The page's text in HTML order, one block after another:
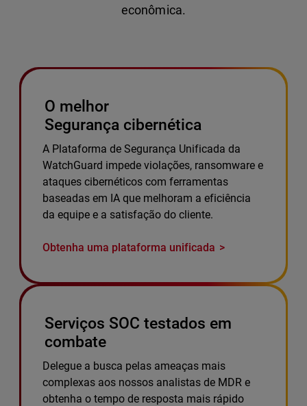
econômica.
O melhor
Segurança cibernética
A Plataforma de Segurança Unificada da
WatchGuard impede violações, ransomware e
ataques cibernéticos com ferramentas
baseadas em IA que melhoram a eficiência
da equipe e a satisfação do cliente.
Obtenha uma plataforma unificada
Serviços SOC testados em
combate
Delegue a busca pelas ameaças mais
complexas aos nossos analistas de MDR e
obtenha o tempo de resposta mais rápido